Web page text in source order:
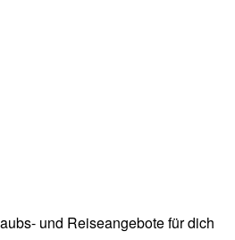
und Reiseangebote für dich